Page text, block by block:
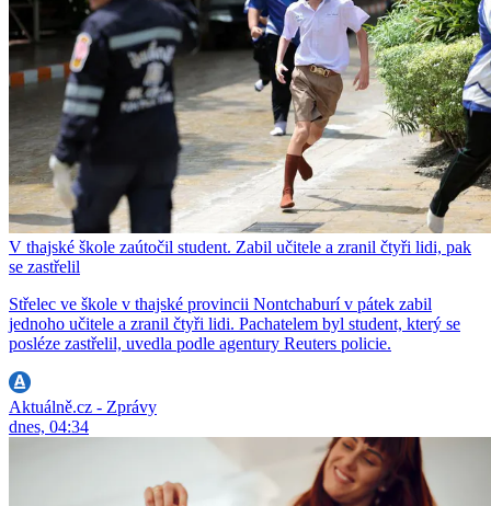
V thajské škole zaútočil student. Zabil učitele a zranil čtyři lidi, pak
se zastřelil
Střelec ve škole v thajské provincii Nontchaburí v pátek zabil
jednoho učitele a zranil čtyři lidi. Pachatelem byl student, který se
posléze zastřelil, uvedla podle agentury Reuters policie.
Aktuálně.cz - Zprávy
dnes, 04:34